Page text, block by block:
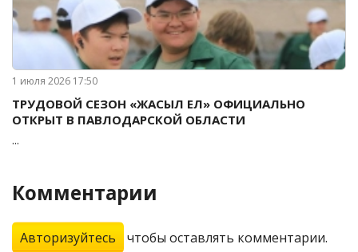
1 июля 2026 17:50
ТРУДОВОЙ СЕЗОН «ЖАСЫЛ ЕЛ» ОФИЦИАЛЬНО
ОТКРЫТ В ПАВЛОДАРСКОЙ ОБЛАСТИ
...
Комментарии
Авторизуйтесь чтобы оставлять комментарии.